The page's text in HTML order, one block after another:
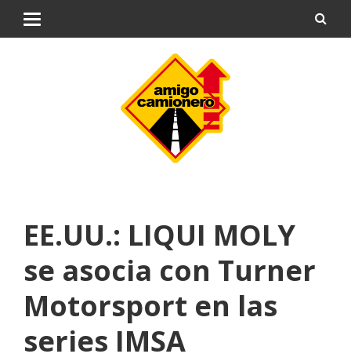
EE.UU.: LIQUI MOLY
se asocia con Turner
Motorsport en las
series IMSA